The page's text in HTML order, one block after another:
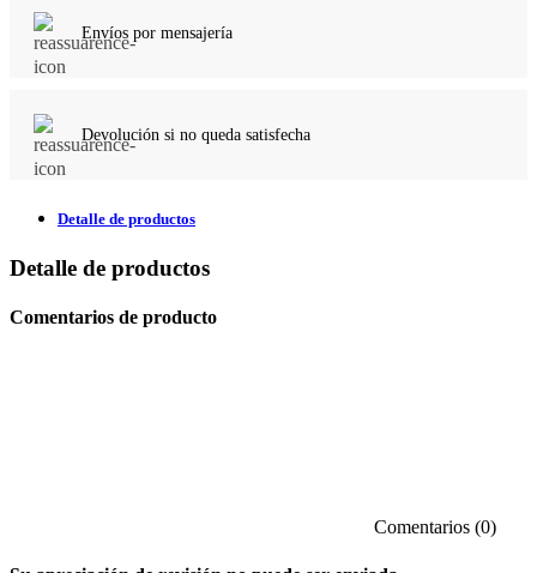
Envíos por mensajería
Devolución si no queda satisfecha
Detalle de productos
Detalle de productos
Comentarios de producto
Comentarios (0)